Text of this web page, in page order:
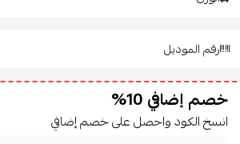
رقم الموديل
خصم إضافي 10%
انسخ الكود واحصل على خصم إضافي